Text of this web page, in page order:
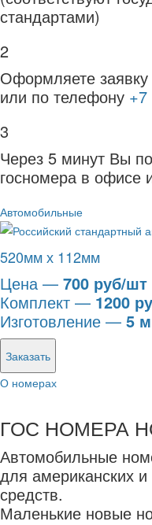
стандартами)
2
Оформляете
или по телефону
3
Через 5 минут Вы
госномера в офисе
Автомобильные
520мм х 112мм
Цена — 700 руб/шт
Комплект — 1200
Изготовление — 5
Заказать
О номерах
ГОС НОМЕРА
Автомобильные
для американских
средств.
Маленькие новые